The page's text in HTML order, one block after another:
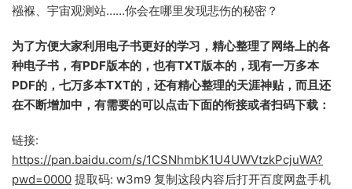
襁褓、宇宙观测站……你会在哪里发现悲伤的秘密？
为了方便大家利用电子书更好的学习，精心整理了网络上的各
种电子书，有PDF版本的，也有TXT版本的，现有一万多本
PDF的，七万多本TXT的，还有精心整理的天涯神贴，而且还
在不断增加中，有需要的可以点击下面的衔接或者扫码下载：
链接:
https://pan.baidu.com/s/1CSNhmbK1U4UWVtzkPcjuWA?
pwd=0000 提取码: w3m9 复制这段内容后打开百度网盘手机